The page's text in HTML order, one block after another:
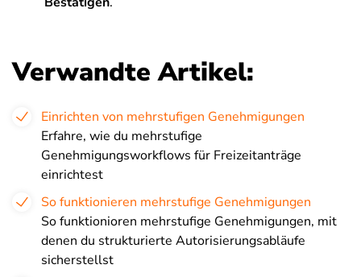
Verwandte Artikel:
Einrichten von mehrstufigen Genehmigungen
Erfahre, wie du mehrstufige
Genehmigungsworkflows für Freizeitanträge
einrichtest
So funktionieren mehrstufige Genehmigungen
So funktionioren mehrstufige Genehmigungen, mit
denen du strukturierte Autorisierungsabläufe
sicherstellst